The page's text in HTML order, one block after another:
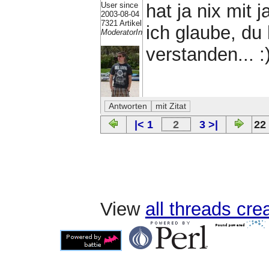
User since
2003-08-04
7321 Artikel
ModeratorIn
hat ja nix mit
ich glaube,
verstanden...
|< 1 2 3 >|
View all threads